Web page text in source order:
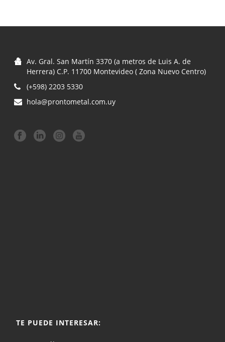
Av. Gral. San Martín 3370 (a metros de Luis A. de
Herrera) C.P. 11700 Montevideo ( Zona Nuevo Centro)
(+598) 2203 5330
hola@prontometal.com.uy
TE PUEDE INTERESAR: